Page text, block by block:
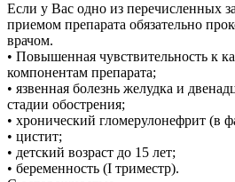
Если у Вас одно из перечисленных
приемом препарата обязательно
врачом.
• Повышенная чувствительность к
компонентам препарата;
• язвенная болезнь желудка и
стадии обострения;
• хронический гломерулонефрит (в
• цистит;
• детский возраст до 15 лет;
• беременность (I триместр).